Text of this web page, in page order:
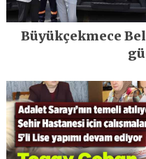
Büyükçekmece